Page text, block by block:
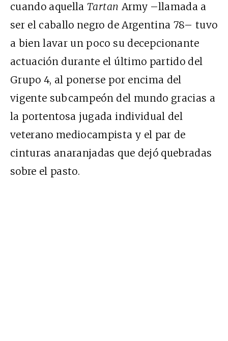
cuando aquellaTartan Army –llamada a
ser el caballo negro de Argentina 78– tuvo
a bien lavar un poco su decepcionante
actuación durante el último partido del
Grupo 4, al ponerse por encima del
vigente subcampeón del mundo gracias a
la portentosa jugada individual del
veterano mediocampista y el par de
cinturas anaranjadas que dejó quebradas
sobre el pasto.